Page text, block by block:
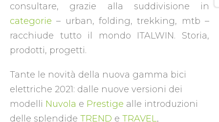
consultare, grazie alla suddivisione in
categorie– urban, folding, trekking, mtb –
racchiude tutto il mondo ITALWIN. Storia,
prodotti, progetti.
Tante le novità della nuova gamma bici
elettriche 2021: dalle nuove versioni dei
modelli Nuvola e Prestige alle introduzioni
delle splendide TREND e TRAVEL,